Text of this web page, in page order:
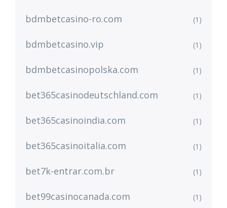
bdmbetcasino-ro.com (1)
bdmbetcasino.vip (1)
bdmbetcasinopolska.com (1)
bet365casinodeutschland.com (1)
bet365casinoindia.com (1)
bet365casinoitalia.com (1)
bet7k-entrar.com.br (1)
bet99casinocanada.com (1)